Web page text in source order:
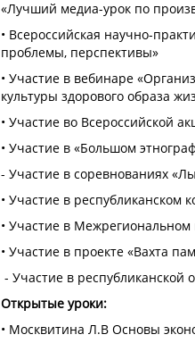
«Лучший медиа-урок по
• Всероссийская научно-
проблемы, перспективы»
• Участие в вебинаре
культуры здорового образа
• Участие во Всероссийской
• Участие в «Большом
- Участие в соревнованиях
• Участие в республиканском
• Участие в Межрегиональном
• Участие в проекте «Вахта
- Участие в
Открытые уроки:
• Москвитина Л.В Основы